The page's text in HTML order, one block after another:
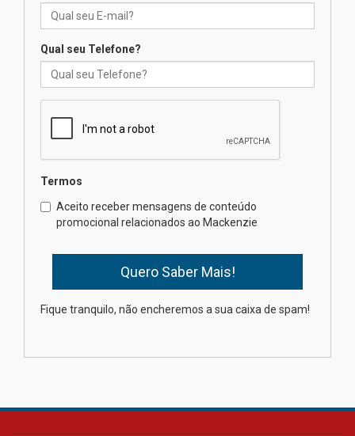
Professora do Mackenzie é
finalista do Prêmio Jabuti com
04.08.2026
internacionais
03.08.2026
Oncologista do HUEM ressalta
importância da prevenção e
diagnóstico precoce do câncer
de pulmão
Qual seu Telefone?
Termos
Aceito receber mensagens de conteúdo
promocional relacionados ao Mackenzie
Fique tranquilo, não encheremos a sua caixa de spam!